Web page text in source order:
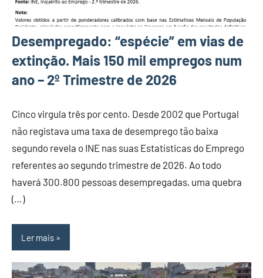
Desempregado: “espécie” em vias de
extinção. Mais 150 mil empregos num
ano – 2º Trimestre de 2026
Cinco virgula três por cento. Desde 2002 que Portugal
não registava uma taxa de desemprego tão baixa
segundo revela o INE nas suas Estatísticas do Emprego
referentes ao segundo trimestre de 2026. Ao todo
haverá 300.800 pessoas desempregadas, uma quebra
(…)
Ler mais